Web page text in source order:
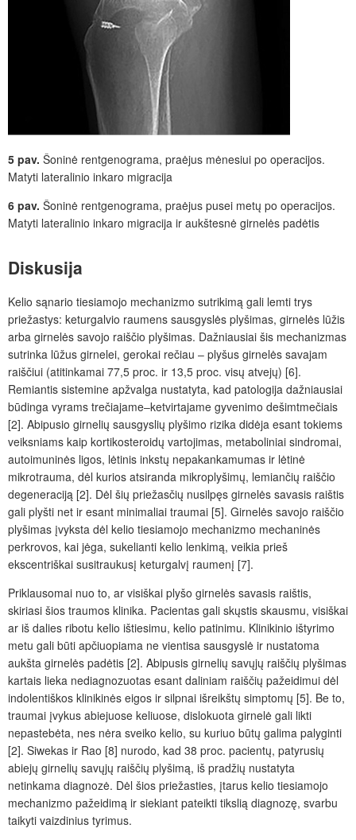
5 pav. Šoninė rentgenograma, praėjus mėnesiui po operacijos.
Matyti lateralinio inkaro migracija
6 pav. Šoninė rentgenograma, praėjus pusei metų po operacijos.
Matyti lateralinio inkaro migracija ir aukštesnė girnelės padėtis
Diskusija
Kelio sąnario tiesiamojo mechanizmo sutrikimą gali lemti trys
priežastys: keturgalvio raumens sausgyslės plyšimas, girnelės lūžis
arba girnelės savojo raiščio plyšimas. Dažniausiai šis mechanizmas
sutrinka lūžus girnelei, gerokai rečiau ‒ plyšus girnelės savajam
raiščiui (atitinkamai 77,5 proc. ir 13,5 proc. visų atvejų) [6].
Remiantis sistemine apžvalga nustatyta, kad patologija dažniausiai
būdinga vyrams trečiajame‒ket­virtajame gyvenimo dešimtmečiais
[2]. Abipusio girnelių sausgyslių plyšimo rizika didėja esant tokiems
veiksniams kaip kortikosteroidų vartojimas, metaboliniai sindromai,
autoimuninės ligos, lėtinis inkstų nepakankamumas ir lėtinė
mikrotrauma, dėl kurios atsiranda mikroplyšimų, lemiančių raiščio
degeneraciją [2]. Dėl šių priežasčių nusilpęs girnelės savasis raištis
gali plyšti net ir esant minimaliai traumai [5]. Girnelės savojo raiščio
plyšimas įvyksta dėl kelio tiesiamojo mechanizmo mechaninės
perkrovos, kai jėga, sukelianti kelio lenkimą, veikia prieš
ekscentriškai susitraukusį keturgalvį raumenį [7].
Priklausomai nuo to, ar visiškai plyšo girnelės savasis raištis,
skiriasi šios traumos klinika. Pacientas gali skųstis skausmu, visiškai
ar iš dalies ribotu kelio ištiesimu, kelio patinimu. Klinikinio ištyrimo
metu gali būti apčiuopiama ne vientisa sausgyslė ir nustatoma
aukšta girnelės padėtis [2]. Abipusis girnelių savųjų raiščių plyšimas
kartais lieka nediagnozuotas esant daliniam raiščių pažeidimui dėl
indolentiškos klinikinės eigos ir silpnai išreikštų simptomų [5]. Be to,
traumai įvykus abiejuose keliuose, dislokuota girnelė gali likti
nepastebėta, nes nėra sveiko kelio, su kuriuo būtų galima palyginti
[2]. Siwekas ir Rao [8] nurodo, kad 38 proc. pacientų, patyrusių
abiejų girnelių savųjų raiščių plyšimą, iš pradžių nustatyta
netinkama diagnozė. Dėl šios priežasties, įtarus kelio tiesiamojo
mechanizmo pažeidimą ir siekiant pateikti tikslią diagnozę, svarbu
taikyti vaizdinius tyrimus.